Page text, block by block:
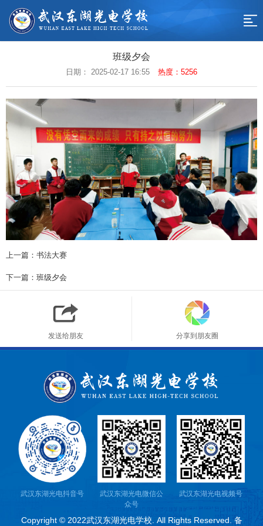
网
站
航
学
态
工
作
育
天
地
招
生
专
区
联
系
我
们
返
回
首
页
班级夕会
日期： 2025-02-17 16:55 热度：5256
上一篇：书法大赛
下一篇：班级夕会
发送给朋友 分享到朋友圈
武汉东湖光电抖音号
武汉东湖光电微信公
众号
武汉东湖光电视频号
Copyright © 2022武汉东湖光电学校. All Rights Reserved. 备